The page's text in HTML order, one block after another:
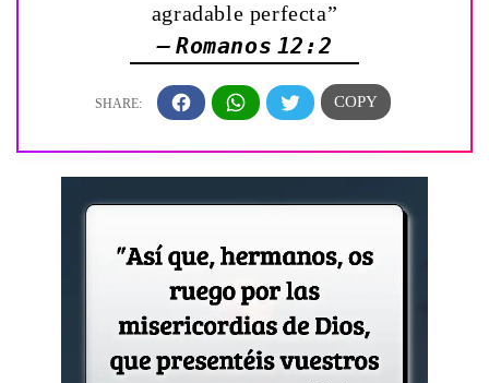
agradable perfecta”
— Romanos 12:2